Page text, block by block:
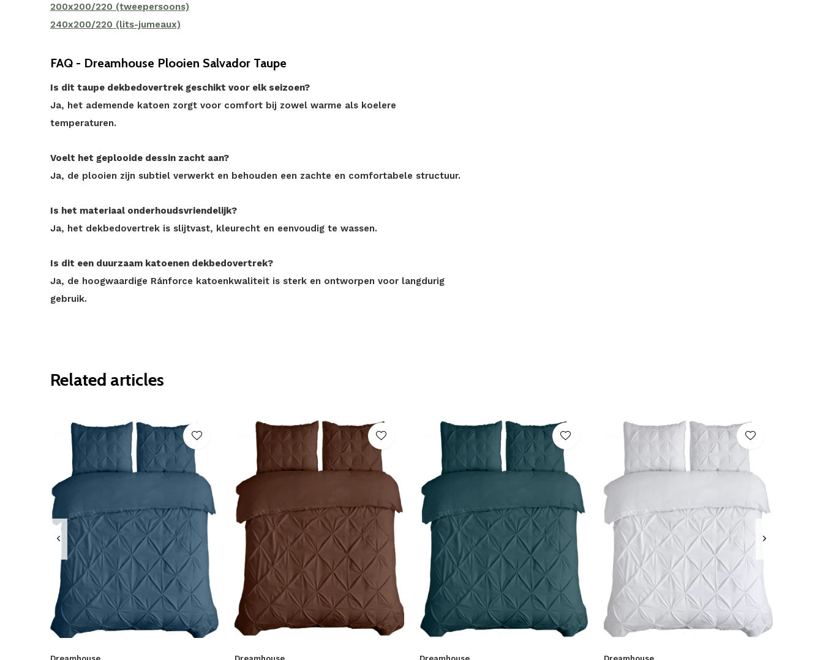
200x200/220 (tweepersoons)
240x200/220 (lits-jumeaux)
FAQ - Dreamhouse Plooien Salvador Taupe
Is dit taupe dekbedovertrek geschikt voor elk seizoen?
Ja, het ademende katoen zorgt voor comfort bij zowel warme als koelere
temperaturen.
Voelt het geplooide dessin zacht aan?
Ja, de plooien zijn subtiel verwerkt en behouden een zachte en comfortabele structuur.
Is het materiaal onderhoudsvriendelijk?
Ja, het dekbedovertrek is slijtvast, kleurecht en eenvoudig te wassen.
Is dit een duurzaam katoenen dekbedovertrek?
Ja, de hoogwaardige Ránforce katoenkwaliteit is sterk en ontworpen voor langdurig
gebruik.
Related articles